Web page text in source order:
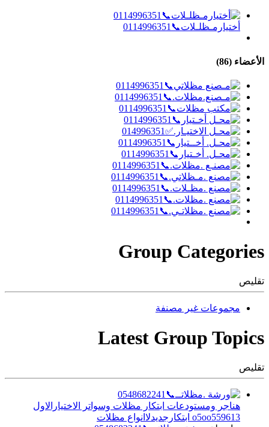
أختيارمـظلـلات📞0114996351
الأعضاء (86)
Group Categories
تقليص
مجموعات غير مصنفة
Latest Group Topics
تقليص
هناجر ومستودعات ابتكار مظلات وسواتر الاختيارالاول
o5oo559613 ابتكارجديدلاانواع مظلات